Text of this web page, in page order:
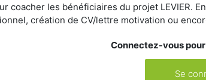
coacher les bénéficiaires du projet LEVIER.
création de CV/lettre motivation ou
Connectez-vous
Se